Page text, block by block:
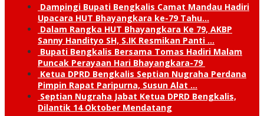
Dampingi Bupati Bengkalis Camat Mandau Hadiri
Upacara HUT Bhayangkara ke-79 Tahu…
Dalam Rangka HUT Bhayangkara Ke 79, AKBP
Sanny Handityo SH, S.IK Resmikan Panti …
Bupati Bengkalis Bersama Tomas Hadiri Malam
Puncak Perayaan Hari Bhayangkara-79
Ketua DPRD Bengkalis Septian Nugraha Perdana
Pimpin Rapat Paripurna, Susun Alat …
Septian Nugraha Jabat Ketua DPRD Bengkalis,
Dilantik 14 Oktober Mendatang